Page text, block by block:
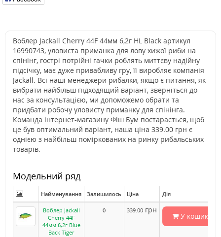
Воблер Jackall Cherry 44F 44мм 6,2г HL Black артикул
16990743, уловиста приманка для лову хижої риби на
спінінг, гострі потрійні гачки роблять миттєву надійну
підсічку, має дуже привабливу гру, її виробляє компанія
Jackall. Всі наші менеджери рибалки, якщо є питання, як
вибрати найбільш підходящий варіант, зверніться до
нас за консультацією, ми допоможемо обрати та
придбати робочу уловисту приманку для спінінга.
Команда інтернет-магазину Фіш Бум постарається, щоб
це був оптимальний варіант, наша ціна 339.00 грн є
однією з найбільш поміркованих на ринку рибальських
товарів.
Модельний ряд
Найменування Залишилось Ціна Дія
Воблер Jackall
Cherry 44F
44мм 6,2г Blue
Back Tiger
0 339.00 грн
У кошик